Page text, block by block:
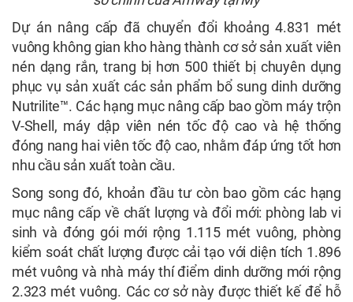
Dự án nâng cấp đã chuyển đổi khoảng 4.831 mét
vuông không gian kho hàng thành cơ sở sản xuất viên
nén dạng rắn, trang bị hơn 500 thiết bị chuyên dụng
phục vụ sản xuất các sản phẩm bổ sung dinh dưỡng
Nutrilite™. Các hạng mục nâng cấp bao gồm máy trộn
V-Shell, máy dập viên nén tốc độ cao và hệ thống
đóng nang hai viên tốc độ cao, nhằm đáp ứng tốt hơn
nhu cầu sản xuất toàn cầu.
Song song đó, khoản đầu tư còn bao gồm các hạng
mục nâng cấp về chất lượng và đổi mới: phòng lab vi
sinh và đóng gói mới rộng 1.115 mét vuông, phòng
kiểm soát chất lượng được cải tạo với diện tích 1.896
mét vuông và nhà máy thí điểm dinh dưỡng mới rộng
2.323 mét vuông. Các cơ sở này được thiết kế để hỗ